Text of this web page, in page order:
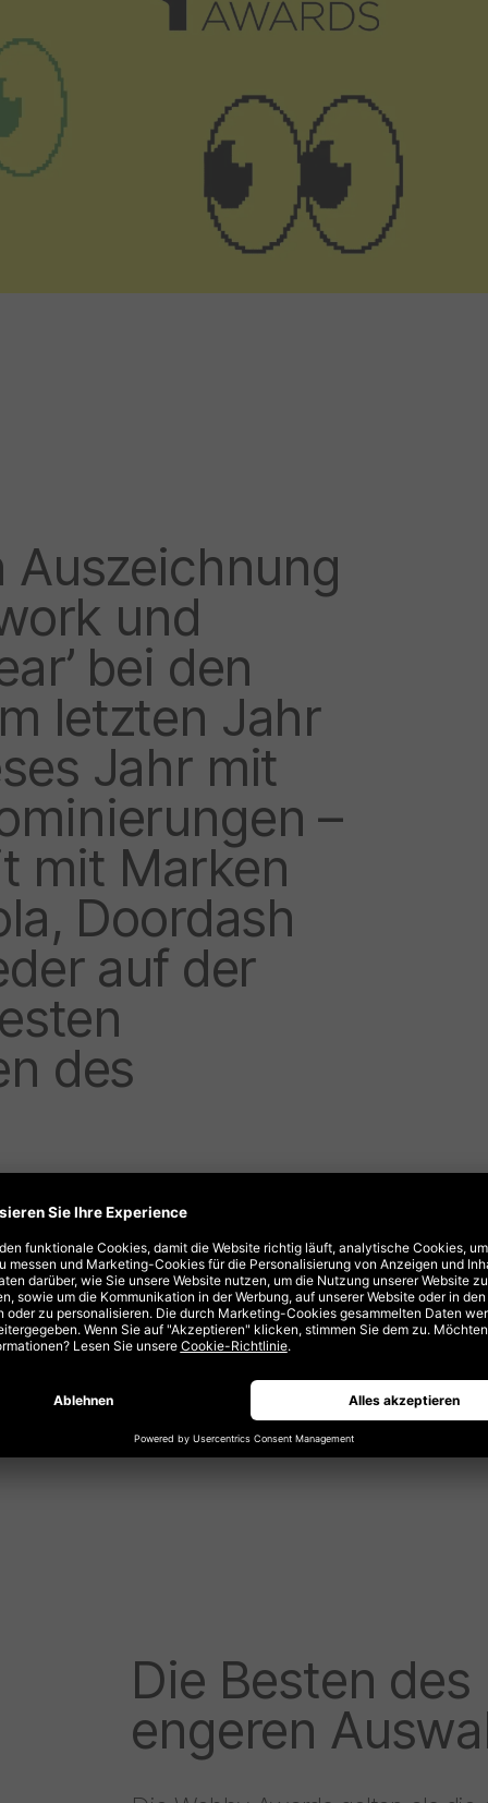
und
bei den
letzten Jahr
Jahr mit
–
mit Marken
Doordash
auf der
des
und der American Society for
und ML, um das Erlernen der
Engagement zu fördern.
Festival, das weltweite 24-
die talentierten Kreativen
Die Besten
engeren